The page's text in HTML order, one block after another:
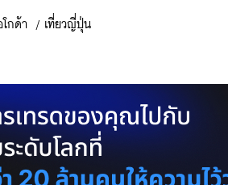
โกด้า / เที่ยวญี่ปุ่น